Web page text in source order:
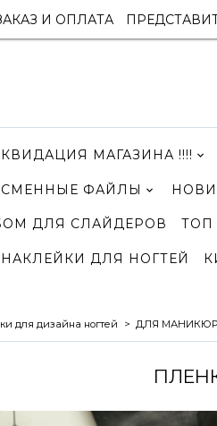
И ОПЛАТА
МАГАЗИНА !!!!
СМЕННЫЕ ФАЙЛЫ
ДЛЯ СЛАЙДЕРОВ ТОП
НАКЛЕЙКИ ДЛЯ НОГТЕЙ
для дизайна ногтей ДЛЯ